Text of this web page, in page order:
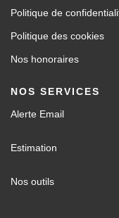
Politique de
Politique des cookies
Nos honoraires
NOS SERVICES
Alerte Email
Estimation
Nos outils